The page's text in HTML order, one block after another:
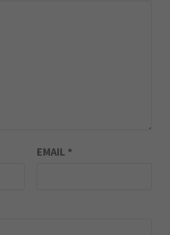
EMAIL *